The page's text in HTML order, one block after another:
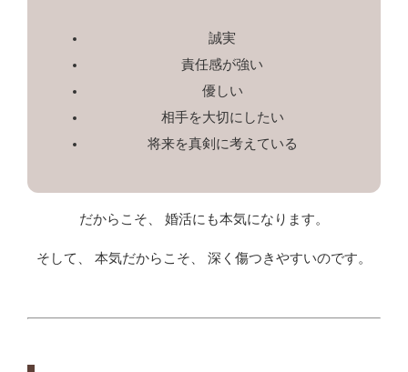
誠実
責任感が強い
優しい
相手を大切にしたい
将来を真剣に考えている
だからこそ、 婚活にも本気になります。
そして、 本気だからこそ、 深く傷つきやすいのです。